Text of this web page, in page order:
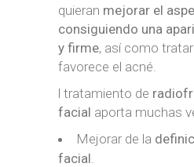
quieran mejorar el
consiguiendo una
y firme, así como
favorece el acné.
l tratamiento de
facial aporta muchas
Mejorar de la
facial.